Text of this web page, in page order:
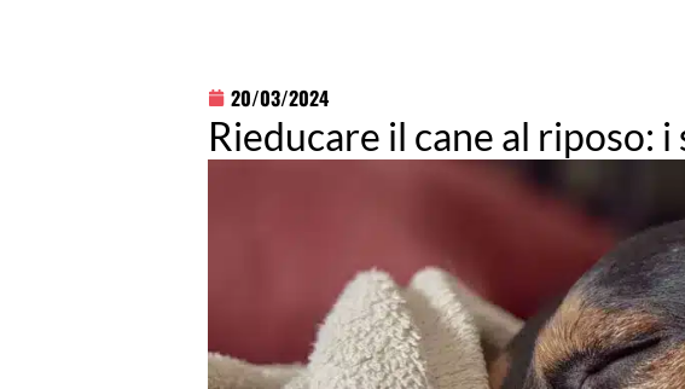
20/03/2024
Rieducare il cane al riposo: